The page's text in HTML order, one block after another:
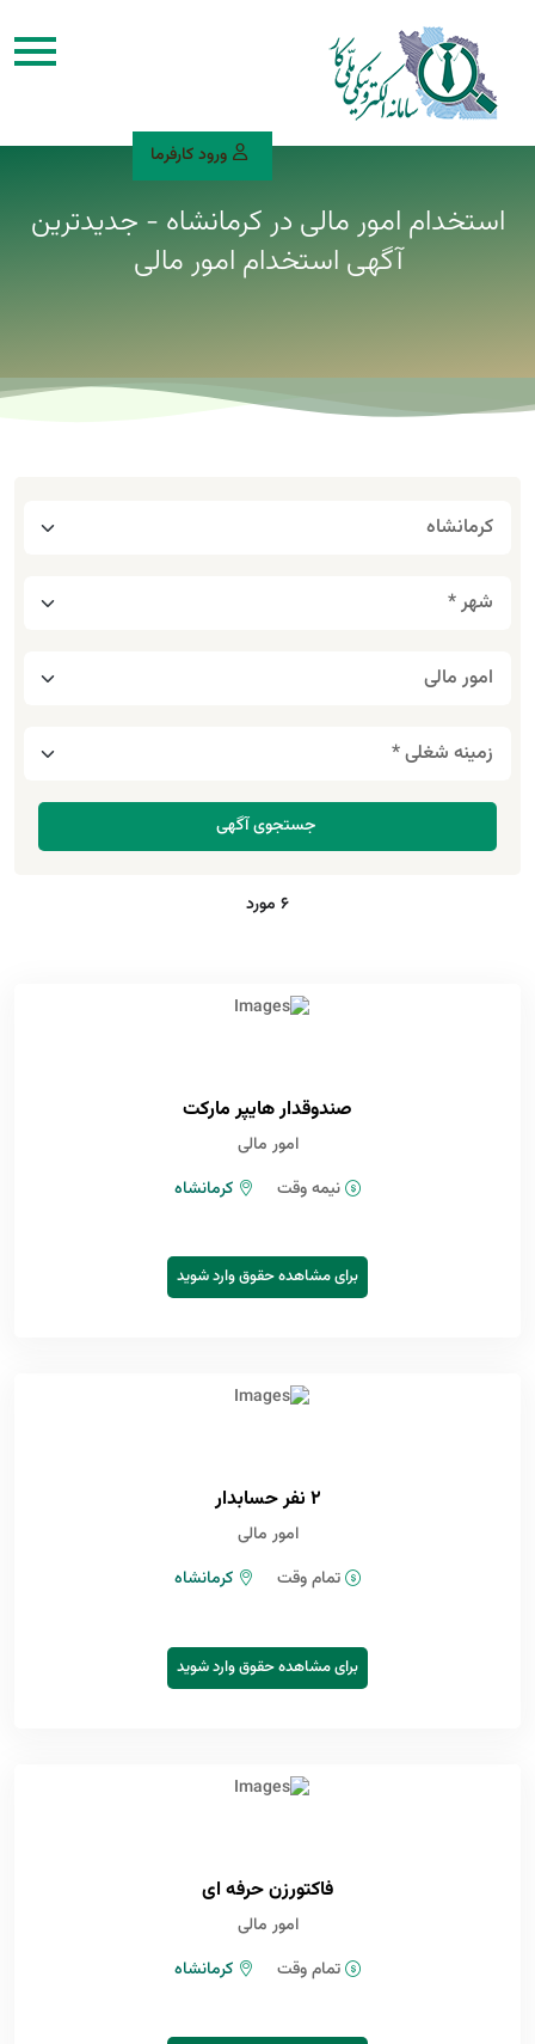
ورود کارفرما
استخدام امور مالی در کرمانشاه - جدیدترین
آگهی استخدام امور مالی
6 مورد
صندوقدار هایپر مارکت
امور مالی
نیمه وقت
کرمانشاه
برای مشاهده حقوق وارد شوید
2 نفر حسابدار
امور مالی
تمام وقت
کرمانشاه
برای مشاهده حقوق وارد شوید
فاکتورزن حرفه ای
امور مالی
تمام وقت
کرمانشاه